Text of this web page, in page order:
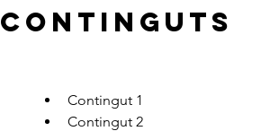
CONTINGUTS
Contingut 1
Contingut 2